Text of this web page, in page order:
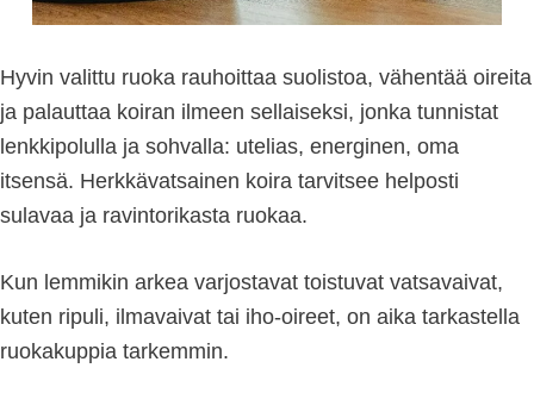
Hyvin valittu ruoka rauhoittaa suolistoa, vähentää oireita
ja palauttaa koiran ilmeen sellaiseksi, jonka tunnistat
lenkkipolulla ja sohvalla: utelias, energinen, oma
itsensä. Herkkävatsainen koira tarvitsee helposti
sulavaa ja ravintorikasta ruokaa.
Kun lemmikin arkea varjostavat toistuvat vatsavaivat,
kuten ripuli, ilmavaivat tai iho-oireet, on aika tarkastella
ruokakuppia tarkemmin.